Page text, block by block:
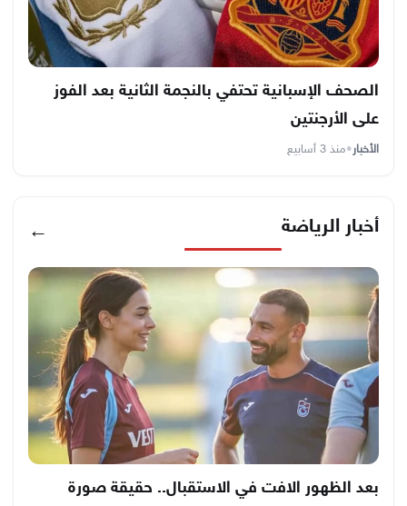
الصحف الإسبانية تحتفي بالنجمة الثانية بعد الفوز
على الأرجنتين
الأخبار•منذ 3 أسابيع
أخبار الرياضة ←
بعد الظهور الافت في الاستقبال.. حقيقة صورة